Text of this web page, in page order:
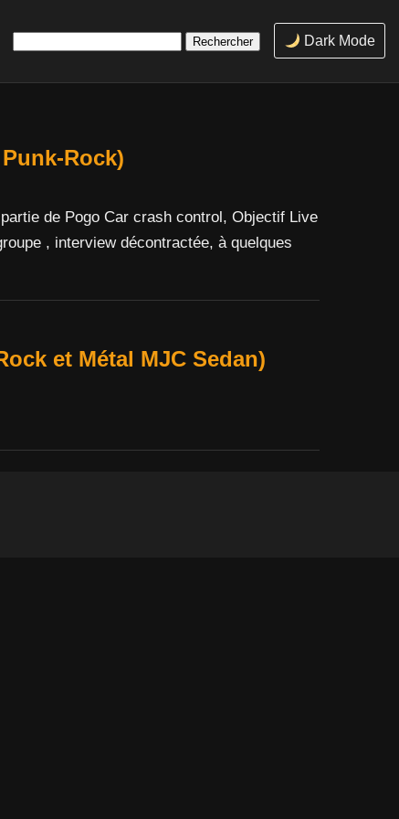
Dark Mode
Rock)
de Pogo Car crash control, Objectif Live
, interview décontractée, à quelques
et Métal MJC Sedan)